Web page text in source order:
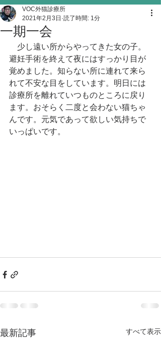
一期一会
VOC外猫診療所
2021年2月3日 読了時間: 1分
少し遠い所からやってきた女の子。
避妊手術を終えて夜にはすっかり目が
覚めました。知らない所に連れて来ら
れて不安な目をしています。明日には
診療所を離れていつものところに戻り
ます。おそらく二度と会わない猫ちゃ
んです。元気であって欲しい気持ちで
いっぱいです。
最新記事 すべて表示